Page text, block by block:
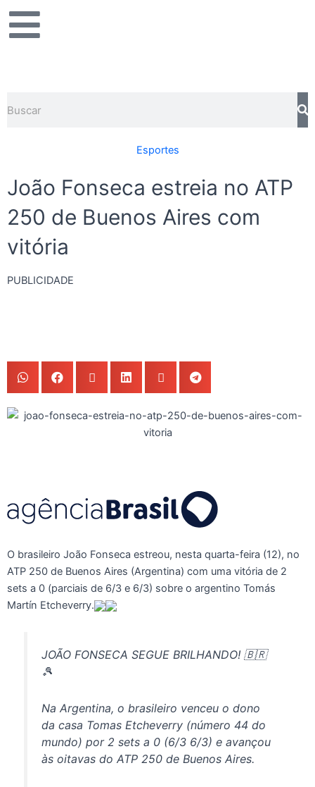
para
Esportes
João Fonseca estreia no ATP
250 de Buenos Aires com
vitória
PUBLICIDADE
O brasileiro João Fonseca estreou, nesta quarta-feira (12), no
ATP 250 de Buenos Aires (Argentina) com uma vitória de 2
sets a 0 (parciais de 6/3 e 6/3) sobre o argentino Tomás
Martín Etcheverry.
JOÃO FONSECA SEGUE BRILHANDO! 🇧🇷
🎾
Na Argentina, o brasileiro venceu o dono
da casa Tomas Etcheverry (número 44 do
mundo) por 2 sets a 0 (6/3 6/3) e avançou
às oitavas do ATP 250 de Buenos Aires.